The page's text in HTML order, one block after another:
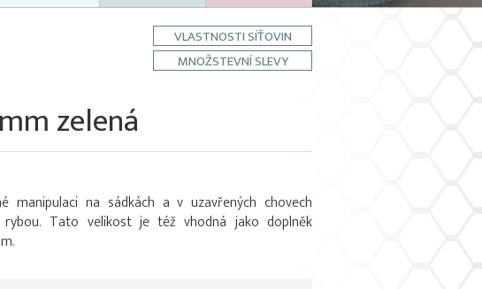
VLASTNOSTI SÍŤOVIN
MNOŽSTEVNÍ SLEVY
zelená
manipulaci na sádkách a v uzavřených chovech
Tato velikost je též vhodná jako doplněk